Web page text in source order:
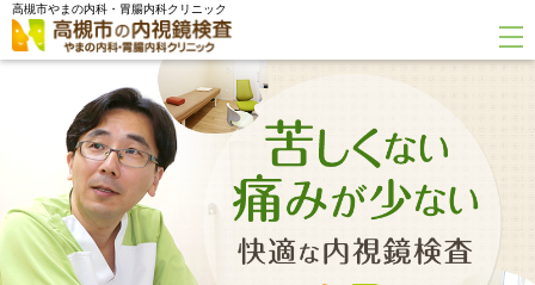
高槻市やまの内科・胃腸内科クリニック